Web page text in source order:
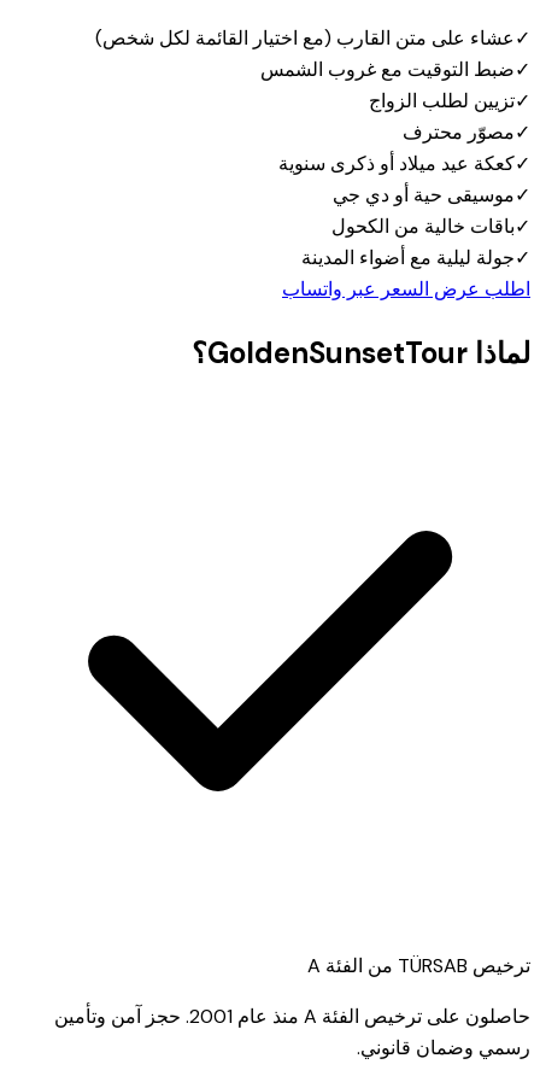
✓عشاء على متن القارب (مع اختيار القائمة لكل شخص)
✓ضبط التوقيت مع غروب الشمس
✓تزيين لطلب الزواج
✓مصوّر محترف
✓كعكة عيد ميلاد أو ذكرى سنوية
✓موسيقى حية أو دي جي
✓باقات خالية من الكحول
✓جولة ليلية مع أضواء المدينة
اطلب عرض السعر عبر واتساب
لماذا GoldenSunsetTour؟
ترخيص TÜRSAB من الفئة A
حاصلون على ترخيص الفئة A منذ عام 2001. حجز آمن وتأمين
رسمي وضمان قانوني.